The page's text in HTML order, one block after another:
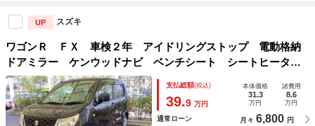
UP スズキ
ワゴンＲ ＦＸ 車検２年 アイドリングストップ 電動格納
ドアミラー ケンウッドナビ ベンチシート シートヒータ
ー キーレスエントリー セキュリティアラーム 光軸調整機
能 オートエアコン パワーウインドウ 保証あり
支払総額(税込)
39.9 万円
本体価格
31.3
万円
諸費用
8.6
万円
通常ローン 月々 6,800 円